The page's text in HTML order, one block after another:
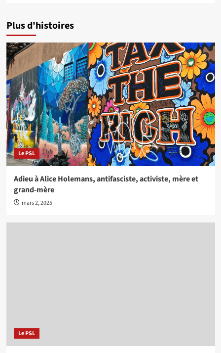
Plus d'histoires
Le PSL
Adieu à Alice Holemans, antifasciste, activiste, mère et
grand-mère
mars 2, 2025
Le PSL